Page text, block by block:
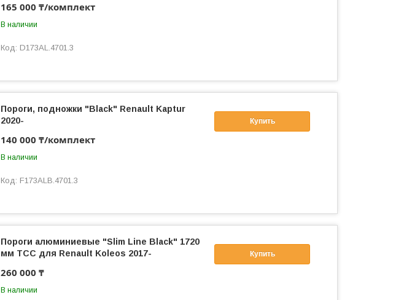
165 000 ₸/комплект
В наличии
D173AL.4701.3
Купить
Пороги, подножки "Black" Renault Kaptur
2020-
140 000 ₸/комплект
В наличии
F173ALB.4701.3
Купить
Пороги алюминиевые "Slim Line Black" 1720
мм ТСС для Renault Koleos 2017-
260 000 ₸
В наличии